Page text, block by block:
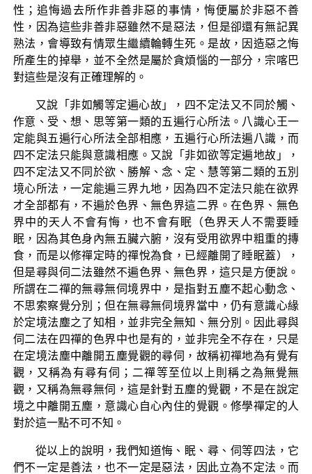
性；追悔過去所作非善非惡的事情，悔便屬於非惡不善
性，因為這些非善非惡雖然不是惡法，但是卻還有無記異
熟法，會導致有情眾生繼續輪轉生死。是故，因造惡之悔
所產生的掉舉，並不全然是屬於貪煩惱的一部分，宗喀巴
對這些是沒有正確理解的。
又說「非如觸等定遍心故」，四不定法又不同於觸、
作意、受、想、思等第一類的五遍行心所法。八識心王一
定能與五遍行心所法全部相應，五遍行心所法遍八識，而
四不定法只能與意識相應。又說「非如欲等定遍地故」，
四不定法又不同於欲、勝解、念、定、慧等第二類的五別
境心所法，一定能遍三界九地，因為四不定法只能在欲界
才全部都有，不遍於色界、無色界這二界。在色界、無色
界中的天人不會有悔，也不會有眠（色界天人不需要睡
眠，因為其色身內無五臟六腑，沒有受用欲界中粗重的摶
食，而是以修禪定時的禪悅為食，已經離開了睡眠蓋），
但是尋與伺二法雖然不遍色界、無色界，這只是方便說。
所謂在二禪的無尋無伺境界中，是指對五塵不起心動念、
不思索察覺分別；但在無尋無伺境界當中，仍有意識心緣
於定境法塵之了知相，並非完全無知、無分別。因此尋與
伺二法在四禪的色界中也是有的，並非完全不存在，只是
在定境法塵中離開五塵覺觀的尋伺，故稱初禪地為有覺有
觀，又稱為有尋有伺；二禪等至位以上則稱之為無覺無
觀，又稱為無尋無伺，這是針對五塵的覺觀，不是在說定
境之中離開五塵，意識心自心內住的覺觀。修學禪定的人
對於這一點不可不知。
從以上的說明，我們知道悔、眠、尋、伺等四法，它
們不一定是善法，也不一定是惡法，因此立為不定法。而